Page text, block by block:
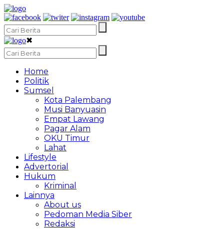
✖
Home
Politik
Sumsel
Kota Palembang
Musi Banyuasin
Empat Lawang
Pagar Alam
OKU Timur
Lahat
Lifestyle
Advertorial
Hukum
Kriminal
Lainnya
About us
Pedoman Media Siber
Redaksi